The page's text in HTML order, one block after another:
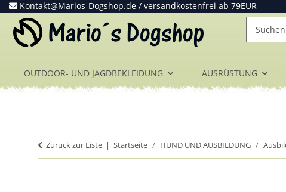
Kontakt@Marios-Dogshop.de / versandkostenfrei ab 79EUR
OUTDOOR- UND JAGDBEKLEIDUNG AUSRÜSTUNG
Zurück zur Liste Startseite HUND UND AUSBILDUNG